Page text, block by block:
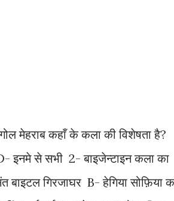
कहाँ के कला की विशेषता है?
इनमे से सभी 2- बाइजेन्टाइन कला का
बाइटल गिरजाघर B- हेगिया सोफ़िया